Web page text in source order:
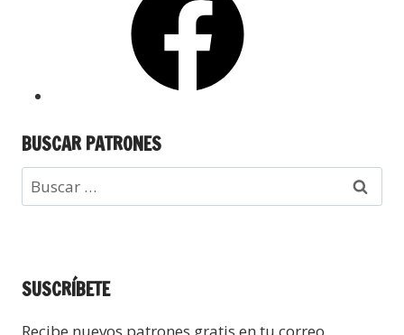
BUSCAR PATRONES
SUSCRÍBETE
Recibe nuevos patrones gratis en tu correo